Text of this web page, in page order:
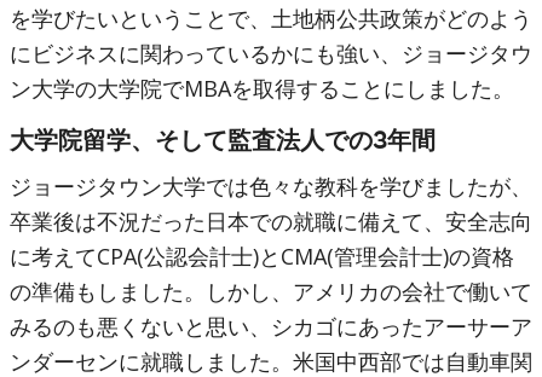
を学びたいということで、土地柄公共政策がどのよう
にビジネスに関わっているかにも強い、ジョージタウ
ン大学の大学院でMBAを取得することにしました。
大学院留学、そして監査法人での3年間
ジョージタウン大学では色々な教科を学びましたが、
卒業後は不況だった日本での就職に備えて、安全志向
に考えてCPA(公認会計士)とCMA(管理会計士)の資格
の準備もしました。しかし、アメリカの会社で働いて
みるのも悪くないと思い、シカゴにあったアーサーア
ンダーセンに就職しました。米国中西部では自動車関